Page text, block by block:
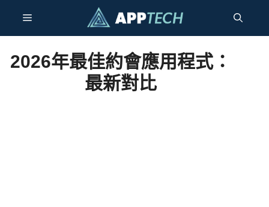
內
選
單
2026年最佳約會應用程式：
最新對比